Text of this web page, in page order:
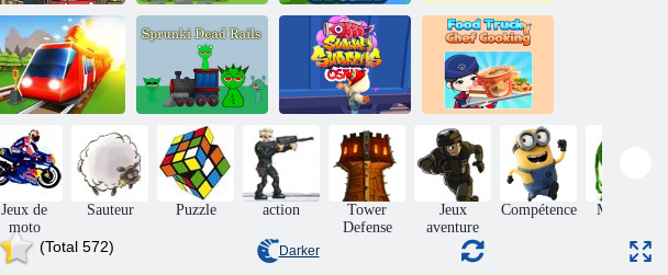
Coal Express 5 Goldtrain FRVR Bonbons Train Taxi de train
Conduisez ceci
Sprunki Dead
Rails
Surfers du métro
Osaka
Cuisine de
camion de
restauration
Jeux de
moto
Sauteur Puzzle action
Tower
Defense
Jeux
aventure
Compétence Monstres
(Total 572) Darker